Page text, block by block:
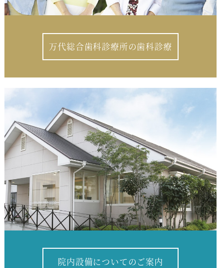
万代総合歯科診療所の歯科診療
院内設備についてのご案内